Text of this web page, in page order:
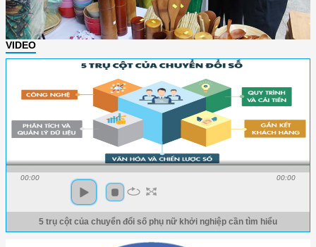
VIDEO
00:00 00:00
5 trụ cột của chuyển đổi số phụ nữ khởi nghiệp cần tìm hiểu